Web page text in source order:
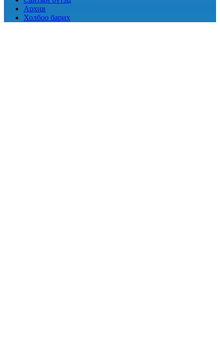
Архив
Холбоо барих